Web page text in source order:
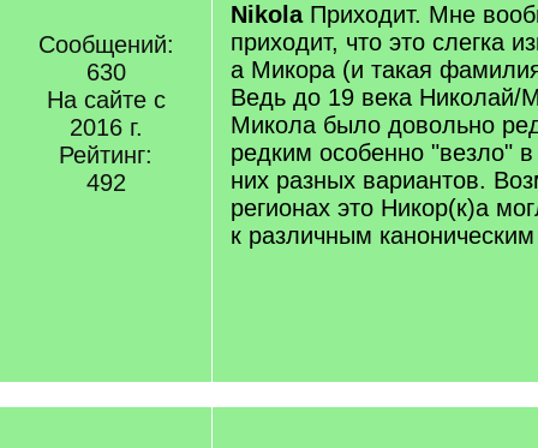
Сообщений:
630
На сайте с
2016 г.
Рейтинг:
492
NikolaПриходит. Мне
приходит, что это слегка
а Микора (и такая
Ведь до 19 века Николай/
Микола было довольно
редким особенно "везло"
них разных вариантов.
регионах это Никор(к)а
к различным